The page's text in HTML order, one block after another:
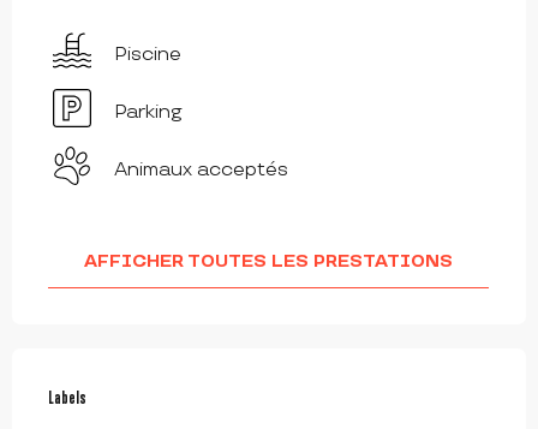
Piscine
Parking
Animaux acceptés
AFFICHER TOUTES LES PRESTATIONS
Labels
Labels